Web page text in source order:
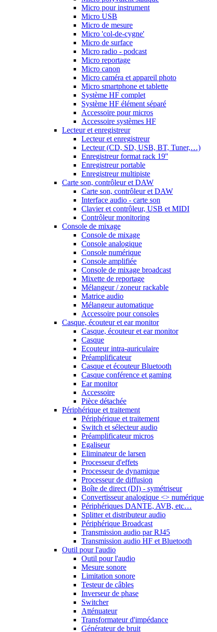
Micro pour instrument
Micro USB
Micro de mesure
Micro 'col-de-cygne'
Micro de surface
Micro radio - podcast
Micro reportage
Micro canon
Micro caméra et appareil photo
Micro smartphone et tablette
Système HF complet
Système HF élément séparé
Accessoire pour micros
Accessoire systèmes HF
Lecteur et enregistreur
Lecteur et enregistreur
Lecteur (CD, SD, USB, BT, Tuner,…)
Enregistreur format rack 19''
Enregistreur portable
Enregistreur multipiste
Carte son, contrôleur et DAW
Carte son, contrôleur et DAW
Interface audio - carte son
Clavier et contrôleur, USB et MIDI
Contrôleur monitoring
Console de mixage
Console de mixage
Console analogique
Console numérique
Console amplifiée
Console de mixage broadcast
Mixette de reportage
Mélangeur / zoneur rackable
Matrice audio
Mélangeur automatique
Accessoire pour consoles
Casque, écouteur et ear monitor
Casque, écouteur et ear monitor
Casque
Ecouteur intra-auriculaire
Préamplificateur
Casque et écouteur Bluetooth
Casque conférence et gaming
Ear monitor
Accessoire
Pièce détachée
Périphérique et traitement
Périphérique et traitement
Switch et sélecteur audio
Préamplificateur micros
Egaliseur
Eliminateur de larsen
Processeur d'effets
Processeur de dynamique
Processeur de diffusion
Boîte de direct (DI) - symétriseur
Convertisseur analogique <> numérique
Périphériques DANTE, AVB, etc…
Splitter et distributeur audio
Périphérique Broadcast
Transmission audio par RJ45
Transmission audio HF et Bluetooth
Outil pour l'audio
Outil pour l'audio
Mesure sonore
Limitation sonore
Testeur de câbles
Inverseur de phase
Switcher
Atténuateur
Transformateur d'impédance
Générateur de bruit